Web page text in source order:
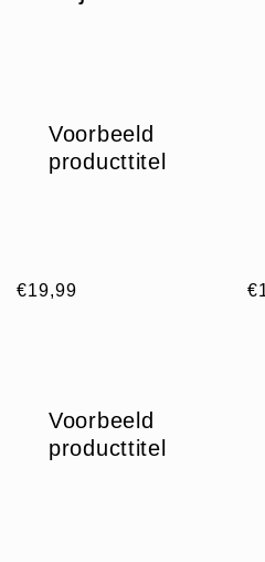
Voorbeeld
producttitel
Normale
€19,99
Voorbeeld
producttitel